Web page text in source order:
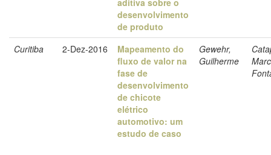
desenvolvimento
de produto
Curitiba 2-Dez-2016
Mapeamento do
fluxo de valor na
fase de
desenvolvimento
de chicote
elétrico
automotivo: um
estudo de caso
Gewehr,
Guilherme